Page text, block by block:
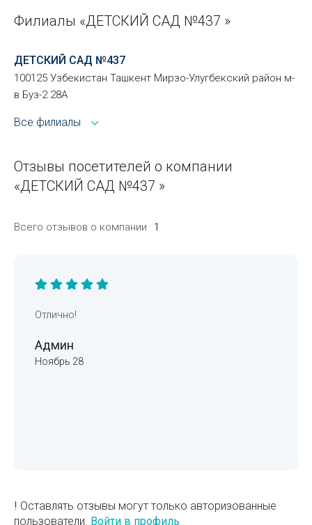
Филиалы «ДЕТСКИЙ САД №437 »
ДЕТСКИЙ САД №437
100125 Узбекистан Ташкент Мирзо-Улугбекский район м-
в Буз-2 28А
Все филиалы
Отзывы посетителей о компании
«ДЕТСКИЙ САД №437 »
Всего отзывов о компании 1
Отлично!
Админ
Ноябрь 28
! Оставлять отзывы могут только авторизованные
пользователи. Войти в профиль